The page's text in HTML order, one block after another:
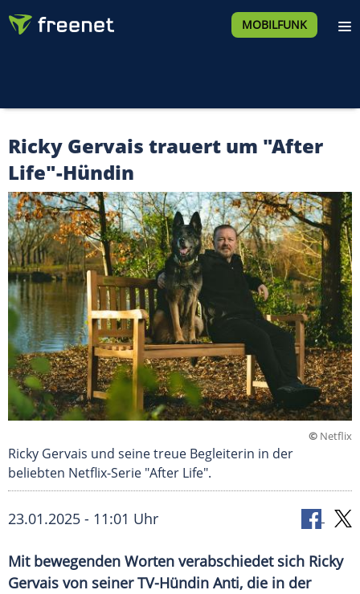
MOBILFUNK
Ricky Gervais trauert um "After
Life"-Hündin
© Netflix
Ricky Gervais und seine treue Begleiterin in der
beliebten Netflix-Serie "After Life".
23.01.2025 - 11:01 Uhr
Mit bewegenden Worten verabschiedet sich Ricky
Gervais von seiner TV-Hündin Anti, die in der